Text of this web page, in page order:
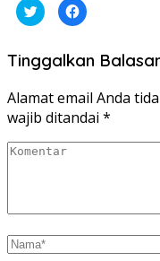
Klik
untuk
berbagi
Twitter(Membuka
di
jendela
baru)
Klik
untuk
di
baru)
Tinggalkan
Alamat email Anda
wajib ditandai *